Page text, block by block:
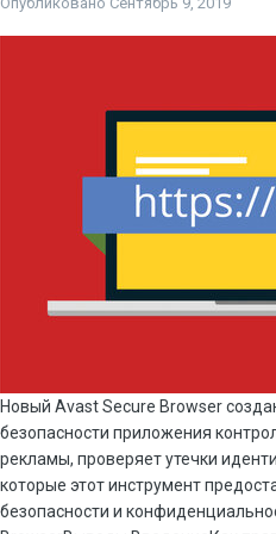
Новый Avast Secure Browser создан для борьбы с угрозами и повышения скорости работы с интернетом. Центр безопасности приложения контролирует надежность платежных шлюзов, защищает от фишинга и следящей рекламы, проверяет утечки идентификационных данных. Рассмотрим на личном опыте основные возможности, которые этот инструмент предоставляет пользователю. ВведениеФункции Avast Secure BrowserЦентр безопасности и конфиденциальности Avast Secure BrowserОбщие настройки и системные требования Avast Secure BrowserВыводы ВведениеКак правило, защита наиболее популярных браузеров строится на установке расширений и дополнений, которые пользователь выбирает по своему вкусу. В «джентльменский набор» обычно входят блокировщик рекламы, плагин для принудительного обращения к https-протоколу и расширение для отключения следящих скриптов. Кроме того, популярностью пользуются надстройки с функциями VPN, а обозреватель Opera даже имеет такой модуль в комплекте.Однако большинство производителей стремится соблюдать баланс между приватностью и удобством сервисов, поэтому они по умолчанию разрешают сайтам сбор информации о пользователях, да и сами обрабатывают ее. Разработчики внешних плагинов тоже получают доступ ко всей конфиденциальной информации и имеют возможность недобросовестно «монетизировать» ее. Например, исследование независимого эксперта Сэма Джадали (Sam Jadali) в конце июля этого года показало, что по меньшей мере 4 миллиона человек используют приложения, ворующие персональные данные. Кроме того, стали все чаще появляться случаи заражения популярных расширений: проверенный плагин из магазина не всегда будет оставаться безопасным, поскольку уже после его установки могут происходить обновление и замена кода (причем не всегда с ведома разработчиков).В итоге, если пользователь не знает о дополнительных возможностях браузера по блокировке трекеров и цифровых отпечатков, не информирован об уязвимостях или векторах атаки, требующих дополнительных плагинов для защиты от них, либо просто доверяет сомнительным производителям, то в конечном счете он остается один на один со следящими скриптами, фишинговыми сайтами и навязчивой рекламой.Avast Secure Browser — первое пакетное решение с предустановленным набором инструментов безопасности, как привычных опытным пользователям, так и инновационных. Функции Avast Secure BrowserОснованный на популярной открытой платформе Chromium, браузер Avast напоминает Google Chrome — те же сглаженные линии, минималистичный дизайн и элементы управления. Однако специализация интернет-обозревателя видна сразу: после установки пользователь попадает на страницу с инструментарием Центра безопасности и конфиденциальности. Рисунок 1. Центр безопасности и конфиденциальности Avast Secure Browser По умолчанию включены такие возможности, как блокировка фишинговых сайтов и скриптов отслеживания, контроль платежных шлюзов и доступов к веб-камере; имеются и другие настройки безопасности. Именно эту функциональную часть будет интересно рассмотреть